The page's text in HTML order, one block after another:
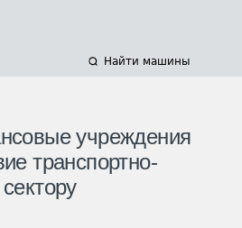
Найти машины
учреждения
транспортно-